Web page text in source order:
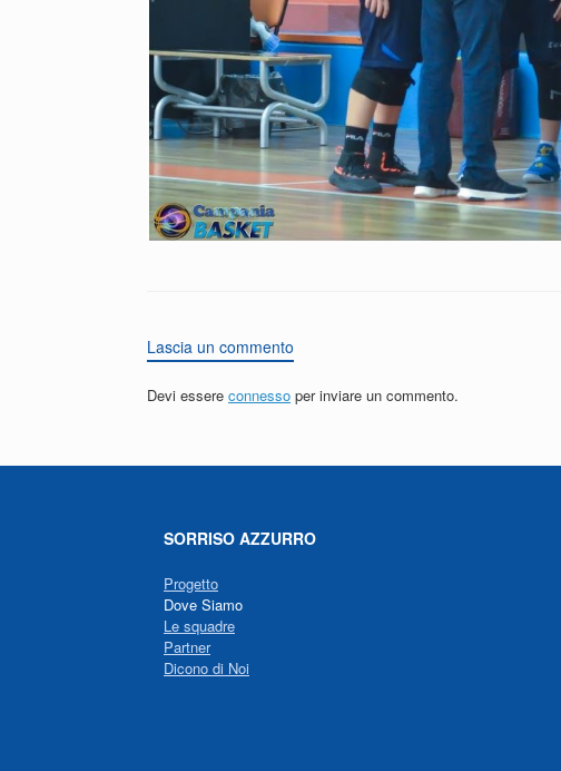
Lascia un commento
Devi essere connesso per inviare un commento.
SORRISO AZZURRO
Progetto
Dove Siamo
Le squadre
Partner
Dicono di Noi